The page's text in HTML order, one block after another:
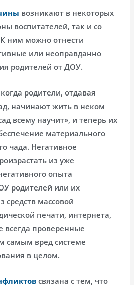
возникают в некоторых
воспитателей, так и со
ним можно отнести
или неоправданно
родителей от ДОУ.
родители, отдавая
начинают жить в неком
всему научит», и теперь их
материального
чада. Негативное
из уже
опыта
родителей или их
средств массовой
печати, интернета,
всегда проверенные
самым вред системе
в целом.
связана с тем, что